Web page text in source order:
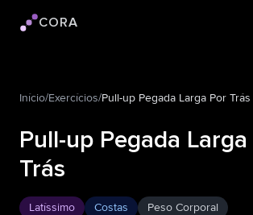
Logotipo do Cora
CORA
Início/Exercícios/Pull-up Pegada Larga Por Trás
Pull-up Pegada Larga
Trás
Latíssimo Costas Peso Corporal